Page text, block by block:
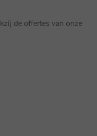
de offertes van onze